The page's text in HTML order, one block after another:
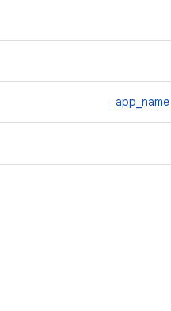
app_name